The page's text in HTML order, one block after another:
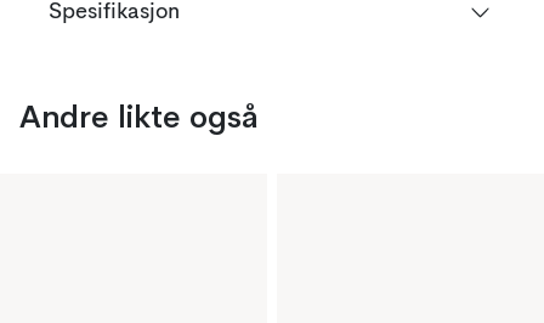
Spesifikasjon
Andre likte også